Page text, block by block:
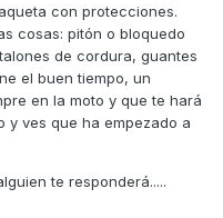
con protecciones.
cosas: pitón o bloquedo
de cordura, guantes
el buen tiempo, un
en la moto y que te hará
y ves que ha empezado a
te responderá.....